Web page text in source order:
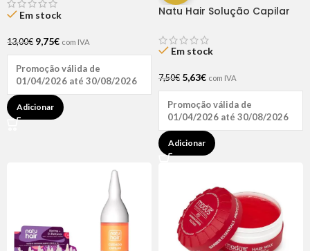
Em stock
13,00€ 9,75€ com IVA
Promoção válida de
01/04/2026 até 30/08/2026
Adicionar
Natu Hair Solução Capilar
Em stock
7,50€ 5,63€ com IVA
Promoção válida de
01/04/2026 até 30/08/2026
Adicionar